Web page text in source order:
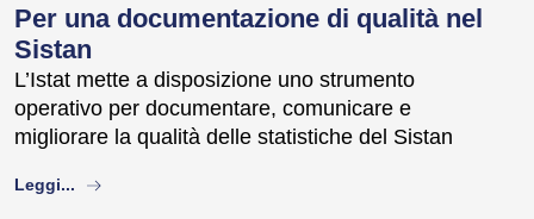
Per una documentazione di qualità nel
Sistan
L’Istat mette a disposizione uno strumento
operativo per documentare, comunicare e
migliorare la qualità delle statistiche del Sistan
Leggi... about